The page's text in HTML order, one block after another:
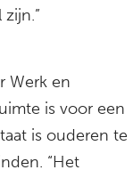
Werk en
is voor een
is ouderen te
“Het